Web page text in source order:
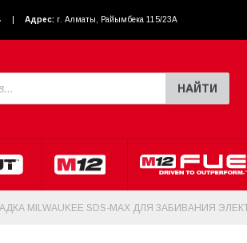
Адрес: г. Алматы, Райымбека 115/23A
НАЙТИ
MILWAUKEE SDS-MAX ДЛЯ ЗАБИВАНИЯ